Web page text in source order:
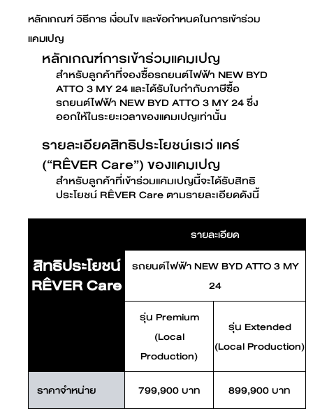
หลักเกณฑ์ วิธีการ เงื่อนไข และข้อกำหนดในการเข้าร่วม
แคมเปญ
หลักเกณฑ์การเข้าร่วมแคมเปญ
สำหรับลูกค้าที่จองซื้อรถยนต์ไฟฟ้า NEW BYD
ATTO 3 MY 24 และได้รับใบกำกับภาษีซื้อ
รถยนต์ไฟฟ้า NEW BYD ATTO 3 MY 24 ซึ่ง
ออกให้ในระยะเวลาของแคมเปญเท่านั้น
รายละเอียดสิทธิประโยชน์เรเว่ แคร์
(“RÊVER Care”) ของแคมเปญ
สำหรับลูกค้าที่เข้าร่วมแคมเปญนี้จะได้รับสิทธิ
ประโยชน์ RÊVER Care ตามรายละเอียดดังนี้
รายละเอียด
สิทธิประโยชน์
RÊVER Care
รถยนต์ไฟฟ้า NEW BYD ATTO 3 MY
24
รุ่น Premium
(Local
Production)
รุ่น Extended
(Local Production)
ราคาจำหน่าย 799,900 บาท 899,900 บาท